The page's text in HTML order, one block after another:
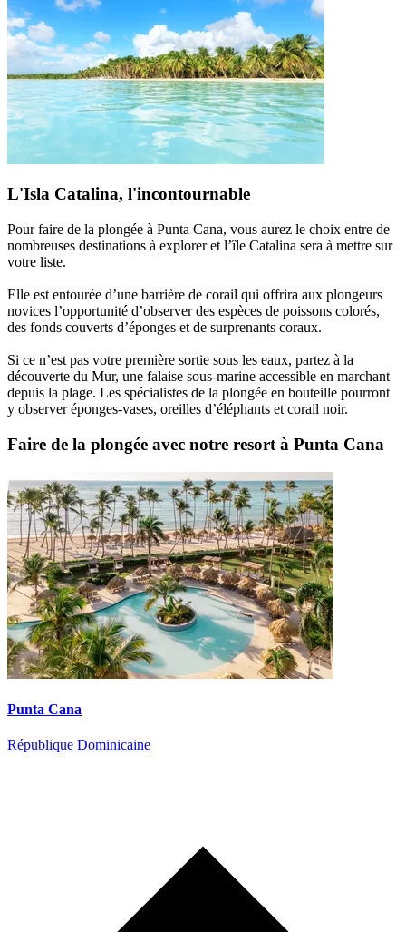
L'Isla Catalina, l'incontournable
Pour faire de la plongée à Punta Cana, vous aurez le choix entre de
nombreuses destinations à explorer et l’île Catalina sera à mettre sur
votre liste.
Elle est entourée d’une barrière de corail qui offrira aux plongeurs
novices l’opportunité d’observer des espèces de poissons colorés,
des fonds couverts d’éponges et de surprenants coraux.
Si ce n’est pas votre première sortie sous les eaux, partez à la
découverte du Mur, une falaise sous-marine accessible en marchant
depuis la plage. Les spécialistes de la plongée en bouteille pourront
y observer éponges-vases, oreilles d’éléphants et corail noir.
Faire de la plongée avec notre resort à Punta Cana
Punta Cana
République Dominicaine